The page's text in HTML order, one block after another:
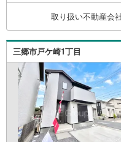
マイカーでも安心
ーベッド完備3.他
な』がここにある
メニティ、大型個
取り扱い不動産会
三郷市戸ケ崎1丁目